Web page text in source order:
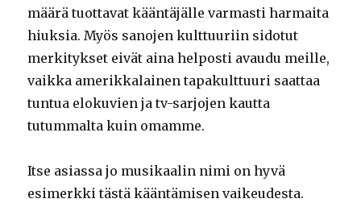
määrä tuottavat kääntäjälle varmasti harmaita
hiuksia. Myös sanojen kulttuuriin sidotut
merkitykset eivät aina helposti avaudu meille,
vaikka amerikkalainen tapakulttuuri saattaa
tuntua elokuvien ja tv-sarjojen kautta
tutummalta kuin omamme.
Itse asiassa jo musikaalin nimi on hyvä
esimerkki tästä kääntämisen vaikeudesta.